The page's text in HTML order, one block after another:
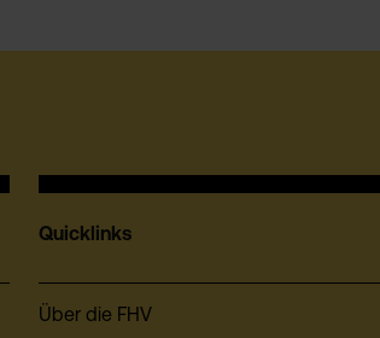
Quicklinks
Über die FHV